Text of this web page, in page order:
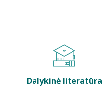
Dalykinė literatūra